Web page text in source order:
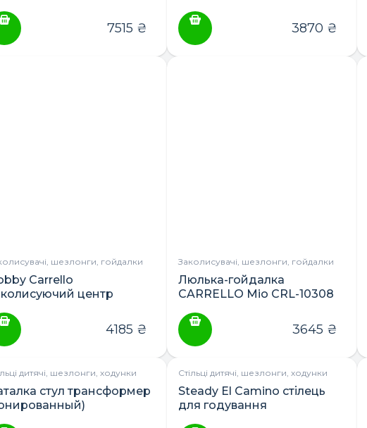
7515 ₴ 3870 ₴
шезлонги, гойдалки
Carrello
центр
4185 ₴
Заколисувачі, шезлонги, гойдалки
Люлька-гойдалка
CARRELLO Mio CRL-10308
3645 ₴
дитячі, шезлонги, ходунки
стул трансформер
Стільці дитячі, шезлонги, ходунки
Steady El Camino стілець
для годування